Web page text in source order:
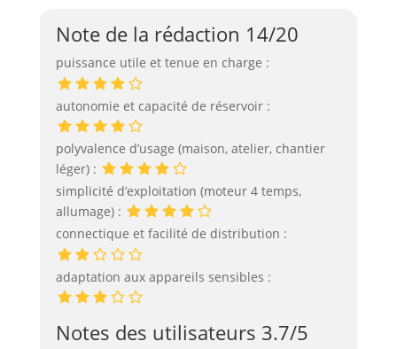
Note de la rédaction 14/20
puissance utile et tenue en charge :
autonomie et capacité de réservoir :
polyvalence d’usage (maison, atelier, chantier
léger) :
simplicité d’exploitation (moteur 4 temps,
allumage) :
connectique et facilité de distribution :
adaptation aux appareils sensibles :
Notes des utilisateurs 3.7/5